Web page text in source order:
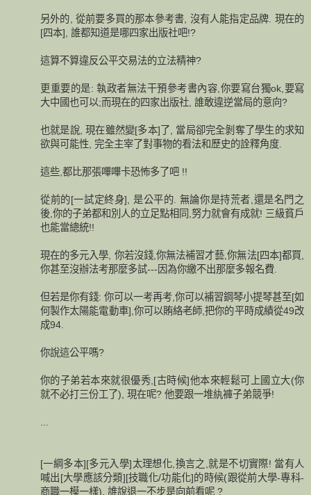
另外的, 從前要多買的那本參考書, 沒有人能指定品牌. 現在的
[四本], 誰都知道是哪四家出版社吧!?
這算不算違反公平交易法的立法精神?
更重要的是: 執政者無法干預參考書內容,你要寫台獨ok,要寫
大中國也可以;而現在的四家出版社, 誰敢違逆當局的意向?
也就是說, 現在雖然變[多本]了, 當局卻完全剝奪了學生的求知
欲與可能性, 完全主宰了對事物的看法和歷史的詮釋角度.
這些,都比那張嗶嗶卡恐怖多了吧 !!
從前的[一試定終身], 是公平的. 無論你是持荒者,還是名門之
後,你的子弟都和別人的立足點相同,努力就會有成就! 三級貧戶
也能當總統!!
現在的多元入學, 你若沒錢,你無法補習才藝,你無法[四本]都買,
你甚至沒辦法考那麼多試---因為你繳不出那麼多報名費.
但若是你有錢: 你可以一考再考,你可以補習鋼琴小提琴甚至[如
何製作太陽能電動車],你可以賄絡老師,把你的平時成績從49改
成94.
你說這公平嗎?
你的子弟若本來就很優秀,[古時候]他本來輕鬆可上國立大(你
就不必打三份工了), 現在呢? 他要跟一堆紈褲子弟競爭!
[一綱多本][多元入學]太理想化,換言之,就是不切實際! 當有人
喊出[大學應該分類][技職化/功能化]的時候(跟從前大學-專科-
商職一模一樣), 誰說退一不步是向前看呢 ?